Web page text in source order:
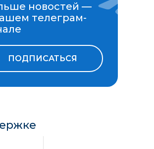
новостей —
телеграм-
ПОДПИСАТЬСЯ